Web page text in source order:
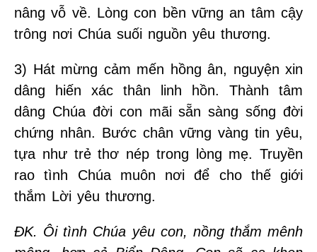
nâng vỗ về. Lòng con bền vững an tâm cậy
trông nơi Chúa suối nguồn yêu thương.
3) Hát mừng cảm mến hồng ân, nguyện xin
dâng hiến xác thân linh hồn. Thành tâm
dâng Chúa đời con mãi sẵn sàng sống đời
chứng nhân. Bước chân vững vàng tin yêu,
tựa như trẻ thơ nép trong lòng mẹ. Truyền
rao tình Chúa muôn nơi để cho thế giới
thắm Lời yêu thương.
ĐK. Ôi tình Chúa yêu con, nồng thắm mênh